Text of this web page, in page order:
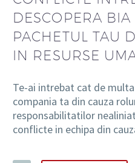
DESCOPERA BIA
PACHETUL TAU
IN RESURSE
Te-ai intrebat cat de
compania ta din cauza
responsabilitatilor
conflicte in echipa din